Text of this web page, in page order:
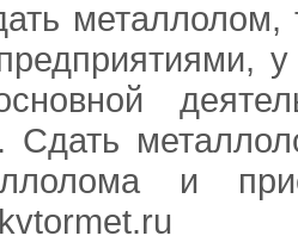
основной
Сдать
и